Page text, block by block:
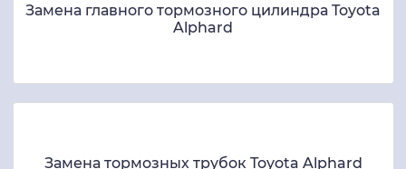
Замена главного тормозного цилиндра Toyota
Alphard
Замена тормозных трубок Toyota Alphard